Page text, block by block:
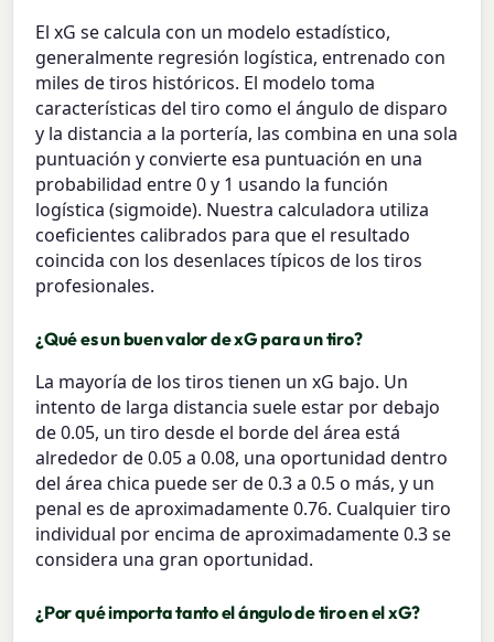
El xG se calcula con un modelo estadístico,
generalmente regresión logística, entrenado con
miles de tiros históricos. El modelo toma
características del tiro como el ángulo de disparo
y la distancia a la portería, las combina en una sola
puntuación y convierte esa puntuación en una
probabilidad entre 0 y 1 usando la función
logística (sigmoide). Nuestra calculadora utiliza
coeficientes calibrados para que el resultado
coincida con los desenlaces típicos de los tiros
profesionales.
¿Qué es un buen valor de xG para un tiro?
La mayoría de los tiros tienen un xG bajo. Un
intento de larga distancia suele estar por debajo
de 0.05, un tiro desde el borde del área está
alrededor de 0.05 a 0.08, una oportunidad dentro
del área chica puede ser de 0.3 a 0.5 o más, y un
penal es de aproximadamente 0.76. Cualquier tiro
individual por encima de aproximadamente 0.3 se
considera una gran oportunidad.
¿Por qué importa tanto el ángulo de tiro en el xG?